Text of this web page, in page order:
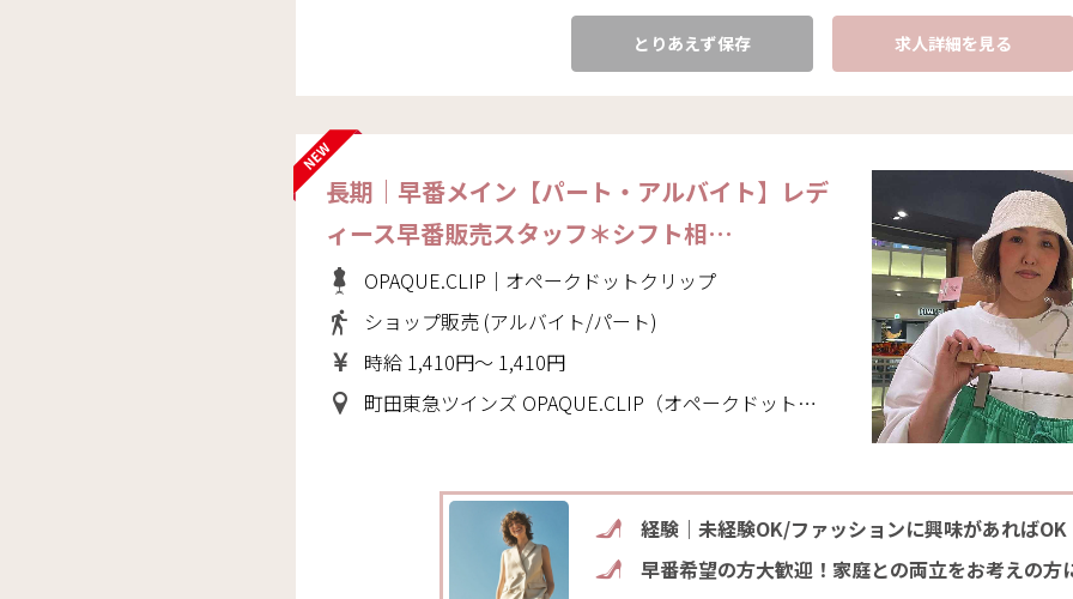
とりあえず保存 求人詳細を見る
長期｜早番メイン【パート・アルバイト】レデ
ィース早番販売スタッフ＊シフト相…
OPAQUE.CLIP｜オペークドットクリップ
ショップ販売 (アルバイト/パート)
時給 1,410円～ 1,410円
町田東急ツインズ OPAQUE.CLIP（オペークドットクリップ）(東京都 町田市)
経験｜未経験OK/ファッションに興味があればOK
早番希望の方大歓迎！家庭との両立をお考えの